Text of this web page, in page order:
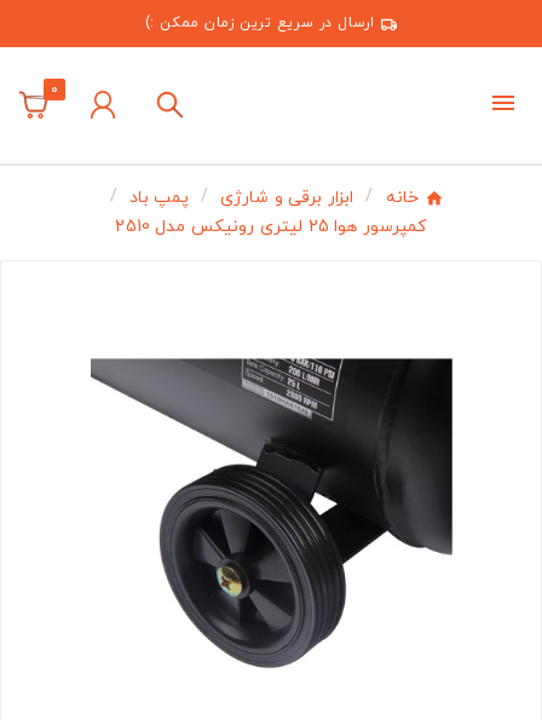
ارسال در سریع ترین زمان ممکن :)
0
خانه ابزار برقی و شارژی
پمپ باد
کمپرسور هوا 25 لیتری رونیکس مدل 2510